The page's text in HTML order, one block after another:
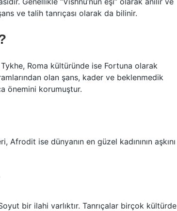
ve talih tanrıçası olarak da bilinir.
Roma kültüründe ise Fortuna olarak
olan şans, kader ve beklenmedik
önemini korumuştur.
ise dünyanın en güzel kadınının aşkını
bir ilahi varlıktır. Tanrıçalar birçok kültürde